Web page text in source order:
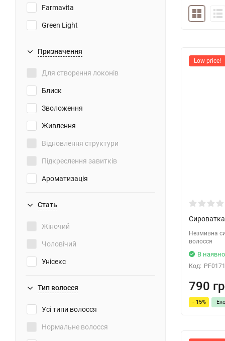
Farmavita
Green Light
Призначення
Для створення локонів
Блиск
Зволоження
Живлення
Відновлення структури
Підкреслення завитків
Ароматизація
Полегшення укладання
Для об'єму
Проти посічених кінчиків
Зміцнення
Стать
Жіночий
Чоловічий
Унісекс
Тип волосся
Усі типи волосся
Нормальне волосся
Low price!
Незмивна
волосся
В
Код:
790
- 15%